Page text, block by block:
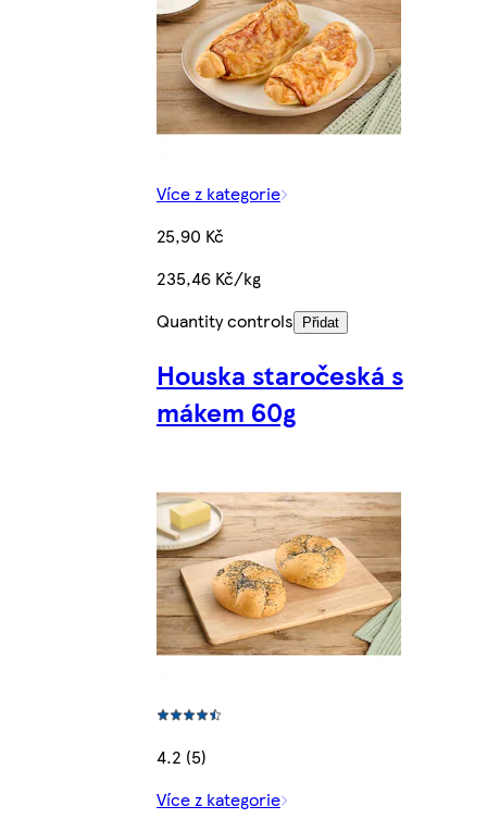
Více z kategorie
25,90 Kč
235,46 Kč/kg
Quantity controls
Přidat
Houska staročeská s
mákem 60g
4.2 (5)
Více z kategorie